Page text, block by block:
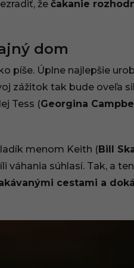
že čakanie
dom
píše. Úplne najlepšie
zážitok tak bude oveľa
Tess (Georgina
menom Keith (Bill
váhania súhlasí. Tak, a
cestami a